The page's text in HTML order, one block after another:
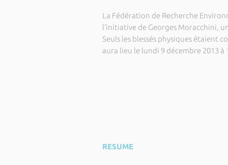
La Fédération de Recherche
l’initiative de Georges Moracchini,
Seuls les blessés physiques étaient
aura lieu le lundi 9 décembre 2013 à
RESUME